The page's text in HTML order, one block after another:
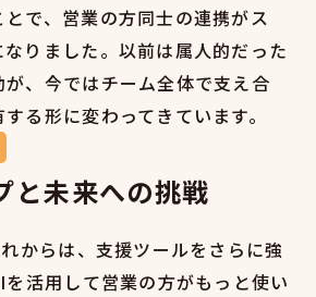
とで、営業の方同士の連携がス
なりました。以前は属人的だった
が、今ではチーム全体で支え合
る形に変わってきています。
と未来への挑戦
からは、支援ツールをさらに強
活用して営業の方がもっと使い